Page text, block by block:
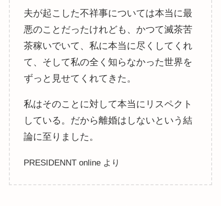
夫が起こした不祥事については本当に最
悪のことだったけれども、かつて滅茶苦
茶稼いでいて、私に本当に尽くしてくれ
て、そして私の全く知らなかった世界を
ずっと見せてくれてきた。
私はそのことに対して本当にリスペクト
している。だから離婚はしないという結
論に至りました。
PRESIDENNT online より